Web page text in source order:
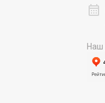
calendar_month
Наш